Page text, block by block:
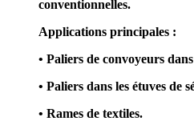
conventionnelles.
Applications principales :
• Paliers de convoyeurs
• Paliers dans les étuves de
• Rames de textiles.